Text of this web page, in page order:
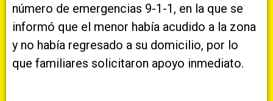
número de emergencias 9-1-1, en la que se
informó que el menor había acudido a la zona
y no había regresado a su domicilio, por lo
que familiares solicitaron apoyo inmediato.